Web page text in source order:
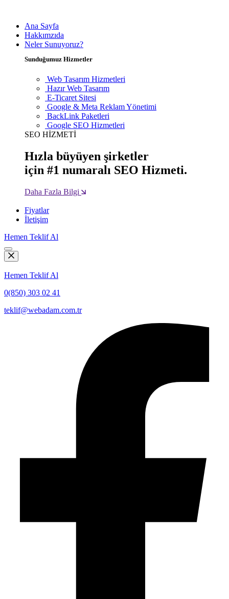
Ana Sayfa
Hakkımzıda
Neler Sunuyoruz?
Sunduğumuz Hizmetler
Web Tasarım Hizmetleri
Hazır Web Tasarım
E-Ticaret Sitesi
Google & Meta Reklam Yönetimi
BackLink Paketleri
Google SEO Hizmetleri
SEO HİZMETİ
Hızla büyüyen şirketler
için #1 numaralı SEO Hizmeti.
Daha Fazla Bilgi
Fiyatlar
İletişim
Hemen Teklif Al
Hemen Teklif Al
0(850) 303 02 41
teklif@webadam.com.tr